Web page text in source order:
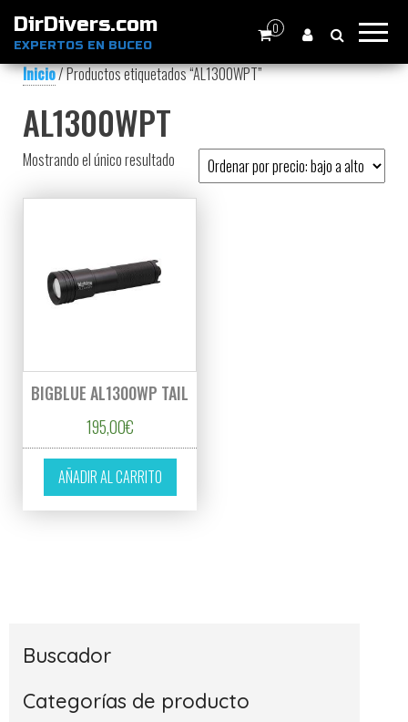
DirDivers.com
EXPERTOS EN BUCEO
0
Inicio/ Productos etiquetados “AL1300WPT”
AL1300WPT
Mostrando el único resultado
BIGBLUE AL1300WP TAIL
195,00€
AÑADIR AL CARRITO
Buscador
Categorías de producto